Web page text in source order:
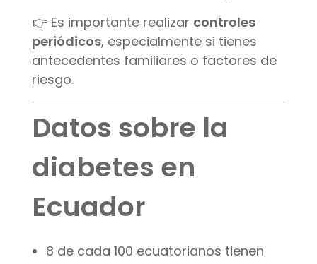
👉 Es importante realizar controles
periódicos, especialmente si tienes
antecedentes familiares o factores de
riesgo.
Datos sobre la
diabetes en
Ecuador
8 de cada 100 ecuatorianos tienen